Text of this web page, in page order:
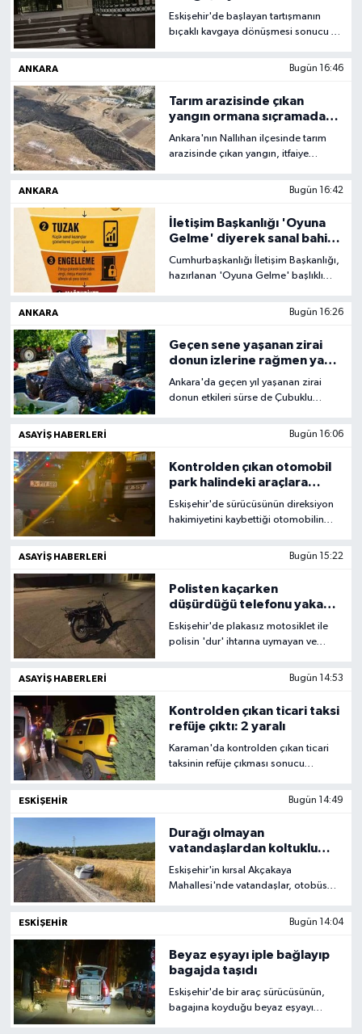
Eskişehir'de başlayan tartışmanın
bıçaklı kavgaya dönüşmesi sonucu 2
durumunun ağır olduğu öğrenilirken,
ANKARA Bugün 16:46
Tarım arazisinde çıkan
yangın ormana sıçramadan
söndürüldü
Ankara'nın Nallıhan ilçesinde tarım
arazisinde çıkan yangın, itfaiye
müdahalesiyle ormana sıçramadan
ANKARA Bugün 16:42
İletişim Başkanlığı 'Oyuna
Gelme' diyerek sanal bahis
ve kumar tehlikesine dikkat
çekti
Cumhurbaşkanlığı İletişim Başkanlığı,
hazırlanan 'Oyuna Gelme' başlıklı
kumar ve bahis faaliyetlerinin
ANKARA Bugün 16:26
Geçen sene yaşanan zirai
donun izlerine rağmen yaz
armudu hasadı başladı: 200
ton rekolte bekleniyor
Ankara'da geçen yıl yaşanan zirai
donun etkileri sürse de Çubuklu
ASAYİŞ HABERLERİ Bugün 16:06
Kontrolden çıkan otomobil
park halindeki araçlara
çarptı: 3 araçta hasar oluştu
Eskişehir'de sürücüsünün direksiyon
hakimiyetini kaybettiği otomobilin
sonucu meydana gelen kazada 3
ASAYİŞ HABERLERİ Bugün 15:22
Polisten kaçarken
düşürdüğü telefonu yakayı
ele verdi, ehliyetsiz
sürücüye 88 bin TL ceza
kesildi
Eskişehir'de plakasız motosiklet ile
polisin 'dur' ihtarına uymayan ve
düşürdüğü cep telefonundan kimliği
ASAYİŞ HABERLERİ Bugün 14:53
Kontrolden çıkan ticari taksi
refüje çıktı: 2 yaralı
Karaman'da kontrolden çıkan ticari
taksinin refüje çıkması sonucu
ESKIŞEHIR Bugün 14:49
Durağı olmayan
vatandaşlardan koltuklu
çözüm
Eskişehir'in kırsal Akçakaya
Mahallesi'nde vatandaşlar, otobüs
kenarına eski bir koltuk koymakta
ESKIŞEHIR Bugün 14:04
Beyaz eşyayı iple bağlayıp
bagajda taşıdı
Eskişehir'de bir araç sürücüsünün,
bagajına koyduğu beyaz eşyayı